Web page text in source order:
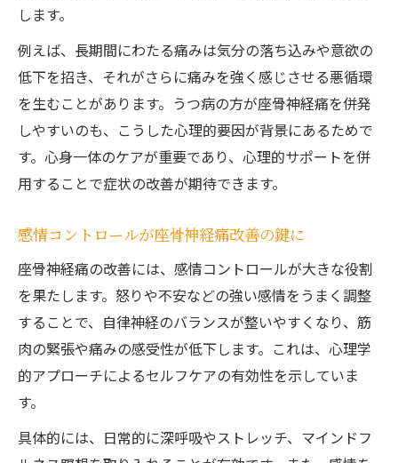
します。
例えば、長期間にわたる痛みは気分の落ち込みや意欲の
低下を招き、それがさらに痛みを強く感じさせる悪循環
を生むことがあります。うつ病の方が座骨神経痛を併発
しやすいのも、こうした心理的要因が背景にあるためで
す。心身一体のケアが重要であり、心理的サポートを併
用することで症状の改善が期待できます。
感情コントロールが座骨神経痛改善の鍵に
座骨神経痛の改善には、感情コントロールが大きな役割
を果たします。怒りや不安などの強い感情をうまく調整
することで、自律神経のバランスが整いやすくなり、筋
肉の緊張や痛みの感受性が低下します。これは、心理学
的アプローチによるセルフケアの有効性を示していま
す。
具体的には、日常的に深呼吸やストレッチ、マインドフ